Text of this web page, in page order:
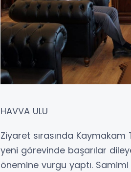
HAVVA ULU
Ziyaret sırasında
yeni görevinde başarılar
önemine vurgu yaptı.